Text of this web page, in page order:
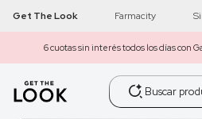
Get The Look Farmacity
6 cuotas sin interés todos los días con
Buscar productos
1 get the look